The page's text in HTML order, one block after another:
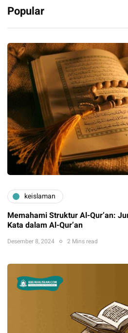
Popular
keislaman
Memahami Struktur Al-Qur’an:
Kata dalam Al-Qur’an
Desember 8, 2024 2 Mins read